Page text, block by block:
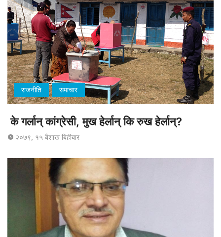
राजनीति समाचार
के गर्लान् कांग्रेसी, मुख हेर्लान् कि रुख हेर्लान्?
२०७९, १५ बैशाख बिहीबार